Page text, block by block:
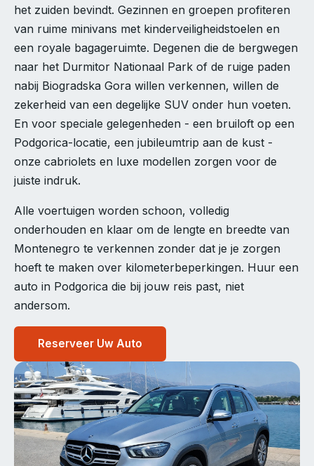
het zuiden bevindt. Gezinnen en groepen profiteren
van ruime minivans met kinderveiligheidstoelen en
een royale bagageruimte. Degenen die de bergwegen
naar het Durmitor Nationaal Park of de ruige paden
nabij Biogradska Gora willen verkennen, willen de
zekerheid van een degelijke SUV onder hun voeten.
En voor speciale gelegenheden - een bruiloft op een
Podgorica-locatie, een jubileumtrip aan de kust -
onze cabriolets en luxe modellen zorgen voor de
juiste indruk.
Alle voertuigen worden schoon, volledig
onderhouden en klaar om de lengte en breedte van
Montenegro te verkennen zonder dat je je zorgen
hoeft te maken over kilometerbeperkingen. Huur een
auto in Podgorica die bij jouw reis past, niet
andersom.
Reserveer Uw Auto